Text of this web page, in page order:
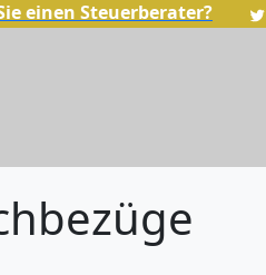
einen Steuerberater?